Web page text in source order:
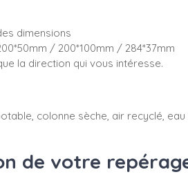
dimensions
/ 200*100mm / 284*37mm
la direction qui vous intéresse.
colonne sèche, air recyclé,
de votre